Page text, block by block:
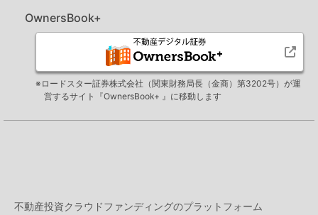
OwnersBook+
※ロードスター証券株式会社（関東財務局長（金商）第3202号）が運
営するサイト『OwnersBook+ 』に移動します
不動産投資クラウドファンディングのプラットフォーム